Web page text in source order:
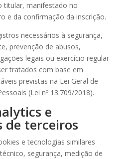
titular, manifestado no
e da confirmação da inscrição.
necessários à segurança,
prevenção de abusos,
legais ou exercício regular
tratados com base em
previstas na Lei Geral de
(Lei nº 13.709/2018).
e
de terceiros
e tecnologias similares
segurança, medição de